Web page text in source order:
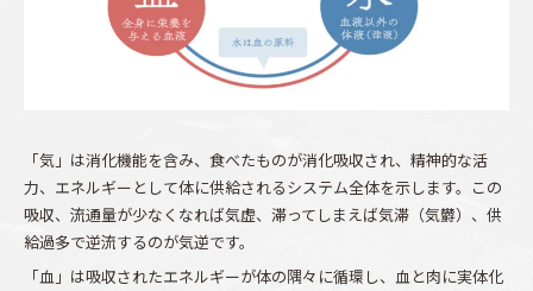
「気」は消化機能を含み、食べたものが消化吸収され、精神的な活
力、エネルギーとして体に供給されるシステム全体を示します。この
吸収、流通量が少なくなれば気虚、滞ってしまえば気滞（気欝）、供
給過多で逆流するのが気逆です。
「血」は吸収されたエネルギーが体の隅々に循環し、血と肉に実体化